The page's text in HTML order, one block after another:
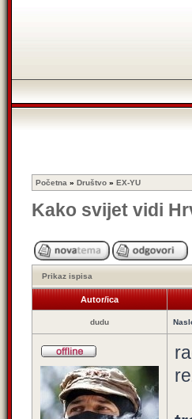
Početna » Društvo » EX-YU
Kako svijet vidi
Prikaz ispisa
Autor/ica
dudu